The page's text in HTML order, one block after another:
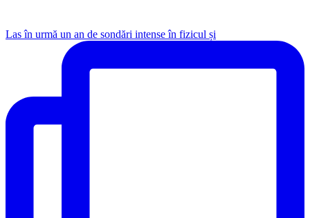
Las în urmă un an de sondări intense în fizicul și